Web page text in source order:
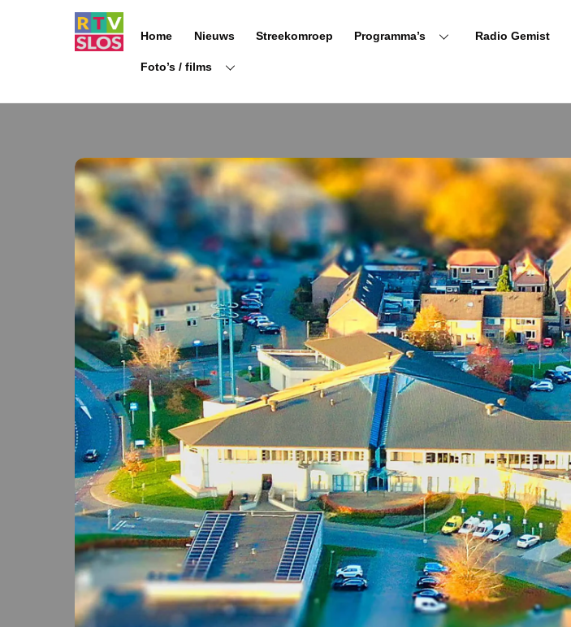
Home Nieuws Streekomroep Programma’s Radio Gemist
Foto’s / films